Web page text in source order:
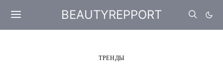
BEAUTYREPPORT
ТРЕНДЫ